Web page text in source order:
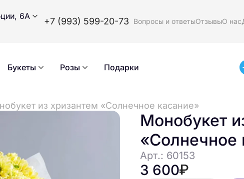
6А
+7 (993) 599-20-73 Вопросы и ответыОтзывыО нас
Букеты Розы Подарки
из хризантем «Солнечное касание»
Монобукет
«Солнечное
Арт.: 60153
3 600